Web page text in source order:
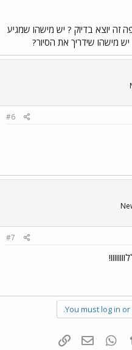
זה יוצא בדיוק ? יש מישהו שמגיע
מישהו שידריך את הסיור?
#6
#7
You must log in
Tumblr
WhatsAppדואר אלקטרוני